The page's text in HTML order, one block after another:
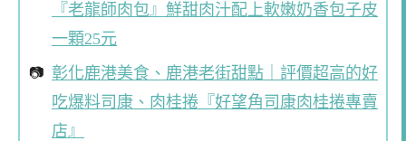
『老龍師肉包』鮮甜肉汁配上軟嫩奶香包子皮
一顆25元
彰化鹿港美食、鹿港老街甜點｜評價超高的好
吃爆料司康、肉桂捲『好望角司康肉桂捲專賣
店』